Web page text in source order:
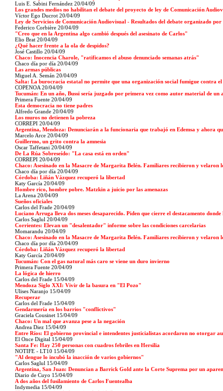
Luis E. Sabini Fernández 20/04/09
Los grandes medios no habilitan el debate del proyecto de ley de Comunicación
Víctor Ego Ducrot 20/04/09
Ley de Servicios de Comunicación Audiovisual - Resultados del debate organizado
Federico Corbière 20/04/09
"Creo que en la Argentina algo cambió después del asesinato de Carlos"
Elio Brat 20/04/09
¿Qué hacer frente a la ola de despidos?
José Castillo 20/04/09
Chaco: Inocencia Charole, "ratificamos el abuso denunciado semanas atrás"
Chaco día por día 20/04/09
Las armas públicas
Miguel A. Semán 20/04/09
Salta: La burocracia estatal no permite que una organización social fumigue contra el
COPENOA 20/04/09
Tucumán: En un año, Bussi sería juzgado por primera vez como autor material de un
Primera Fuente 20/04/09
Esta democracia no tiene padres
Alfredo Grande 20/04/09
Los muros no detienen la pobreza
CORREPI 20/04/09
Argentina, Mendoza: Denunciarán a la funcionaria que trabajó en Edemsa y ahora
Marcelo Arce 20/04/09
Guillermo, un grito contra la amnesia
Oscar Taffetani 20/04/09
De La Rúa Sobreseído: "La casa está en orden"
CORREPI 20/04/09
Chaco: Asesinado en la Masacre de Margarita Belén. Familiares recibieron y velaron
Chaco día por día 20/04/09
Córdoba: Liñán Vázquez recuperó la libertad
Katy García 20/04/09
Hombre rico, hombre pobre. Matzkin a juicio por las amenazas
La Arena 20/04/09
Sueños oficiales
Carlos del Frade 20/04/09
Luciano Arruga lleva dos meses desaparecido. Piden que cierre el destacamento
Carlos Saglul 20/04/09
Corrientes: Elevan un "desalentador" informe sobre las condiciones carcelarias
Momarandu 20/04/09
Chaco: Asesinado en la Masacre de Margarita Belén. Familiares recibieron y velaron
Chaco día por día 20/04/09
Córdoba: Liñán Vázquez recuperó la libertad
Katy García 20/04/09
Tucumán: Con el gas natural más caro se viene un duro invierno
Primera Fuente 20/04/09
La lógica de hierro
Carlos del Frade 15/04/09
Mendoza Siglo XXI: Vivir de la basura en "El Pozo"
Ulises Naranjo 15/04/09
Recuperar
Carlos del Frade 15/04/09
Gendarmería en los barrios "conflictivos"
Graciela Cousinet 15/04/09
Chaco: Un mal que avanza pese a la negación
Andrea Diez 15/04/09
Entre Ríos: El gobierno provincial e intendentes justicialistas acordaron no otorgar
El Once Digital 15/04/09
Santa Fe: Hay 250 personas con cuadros febriles en Hersilia
NOTIFE - LT10 15/04/09
"Al dengue lo incubó la inacción de varios gobiernos"
Carlos Saglul 15/04/09
Argentina, San Juan: Denuncian a Barrick Gold ante la Corte Suprema por un
Diario de Cuyo 15/04/09
A dos años del fusilamiento de Carlos Fuentealba
Indymedia 15/04/09